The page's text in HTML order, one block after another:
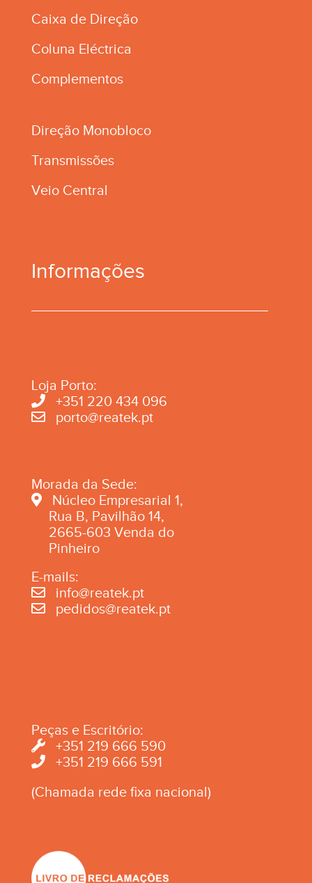
Caixa de Direção
Coluna Eléctrica
Complementos
Direção Monobloco
Transmissões
Veio Central
Informações
Loja Porto:
+351 220 434 096
porto@reatek.pt
Morada da Sede:
Núcleo Empresarial 1,
Rua B, Pavilhão 14,
2665-603 Venda do
Pinheiro
E-mails:
info@reatek.pt
pedidos@reatek.pt
Peças e Escritório:
+351 219 666 590
+351 219 666 591
(Chamada rede fixa nacional)